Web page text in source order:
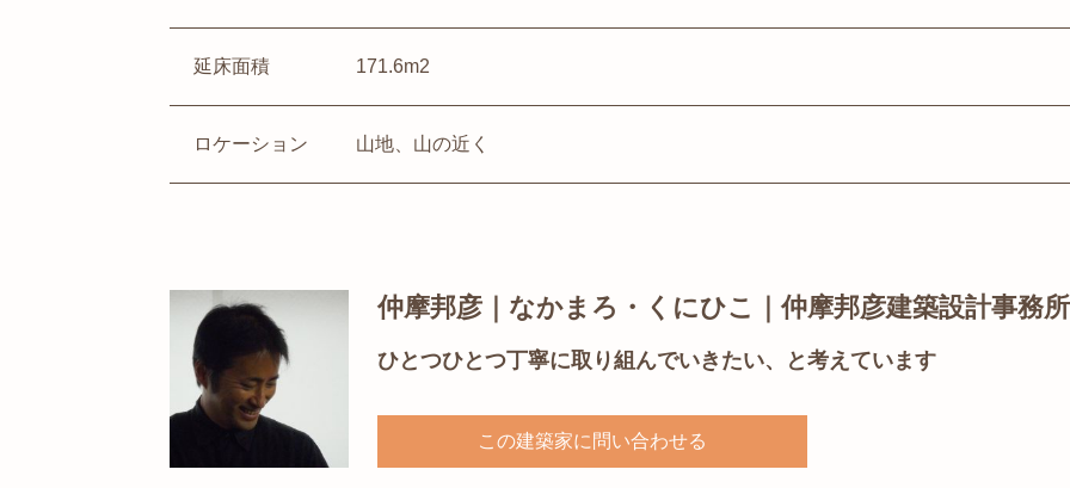
延床面積 171.6m2
ロケーション 山地、山の近く
仲摩邦彦｜なかまろ・くにひこ｜仲摩邦彦建築設計事務所
ひとつひとつ丁寧に取り組んでいきたい、と考えています
この建築家に問い合わせる